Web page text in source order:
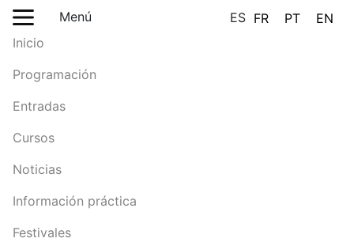
Menú ES FR PT
EN
Inicio
Programación
Entradas
Cursos
Noticias
Información práctica
Festivales